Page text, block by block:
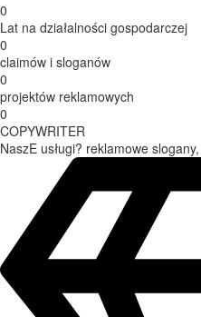
0
Lat na działalności gospodarczej
0
claimów i sloganów
0
projektów reklamowych
0
COPYWRITER
NaszE usługi? reklamowe